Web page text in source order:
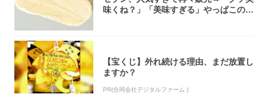
味くね？」「美味すぎる」やっぱこのク
【宝くじ】外れ続ける理由、まだ放置し
ますか？
PR(合同会社デジタルファーム )